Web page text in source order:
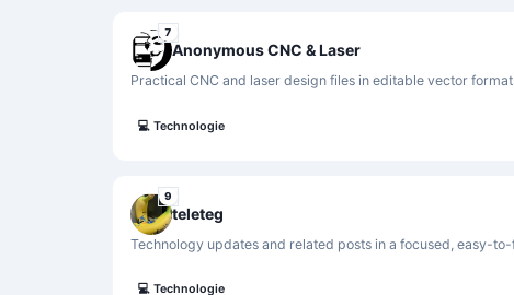
7
Anonymous CNC & Laser
Practical CNC and laser design files in editable vector
💻 Technologie
9
teleteg
Technology updates and related posts in a focused, easy-
💻 Technologie